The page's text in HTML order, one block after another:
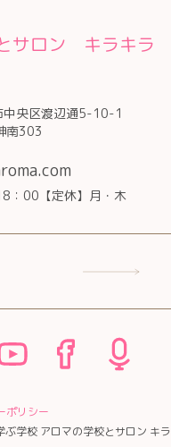
サロン キラキラ
央区渡辺通5-10-1
南303
：00【定休】月・木
ポリシー
学校 アロマの学校とサロン キラ